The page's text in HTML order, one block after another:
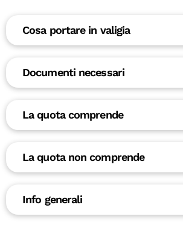
Cosa portare in valigia
Documenti necessari
La quota comprende
La quota non comprende
Info generali